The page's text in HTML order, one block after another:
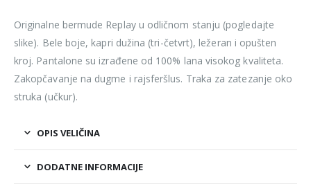
Originalne bermude Replay u odličnom stanju (pogledajte
slike). Bele boje, kapri dužina (tri-četvrt), ležeran i opušten
kroj. Pantalone su izrađene od 100% lana visokog kvaliteta.
Zakopčavanje na dugme i rajsferšlus. Traka za zatezanje oko
struka (učkur).
OPIS VELIČINA
DODATNE INFORMACIJE